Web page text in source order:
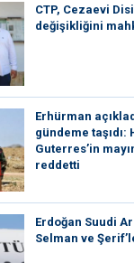
CTP, Cezaevi
değişikliğini
Erhürman
gündeme
Guterres’in
reddetti
Erdoğan Suudi
Selman ve